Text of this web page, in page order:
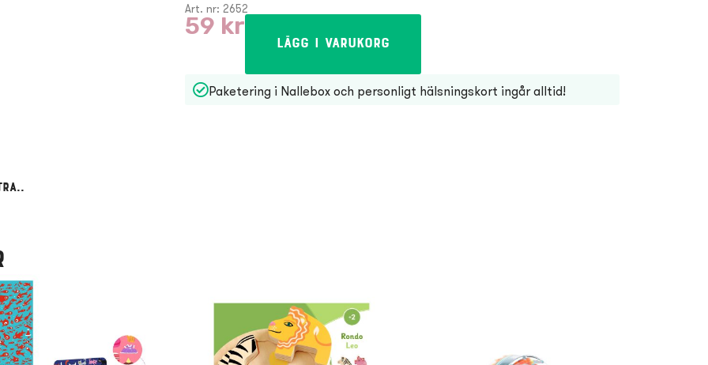
Art. nr: 2652
59 kr
Lägg i varukorg
Paketering i Nallebox och personligt hälsningskort ingår alltid!